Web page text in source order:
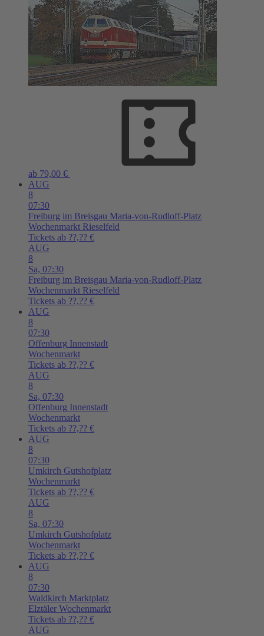
ab 79,00 €
AUG
8
07:30
Freiburg im Breisgau Maria-von-Rudloff-Platz
Wochenmarkt Rieselfeld
Tickets ab ??,?? €
AUG
8
Sa, 07:30
Freiburg im Breisgau Maria-von-Rudloff-Platz
Wochenmarkt Rieselfeld
Tickets ab ??,?? €
AUG
8
07:30
Offenburg Innenstadt
Wochenmarkt
Tickets ab ??,?? €
AUG
8
Sa, 07:30
Offenburg Innenstadt
Wochenmarkt
Tickets ab ??,?? €
AUG
8
07:30
Umkirch Gutshofplatz
Wochenmarkt
Tickets ab ??,?? €
AUG
8
Sa, 07:30
Umkirch Gutshofplatz
Wochenmarkt
Tickets ab ??,?? €
AUG
8
07:30
Waldkirch Marktplatz
Elztäler Wochenmarkt
Tickets ab ??,?? €
AUG